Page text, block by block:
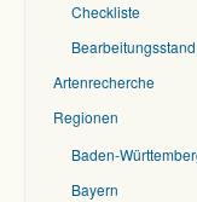
Checkliste
Bearbeitungsstand
Artenrecherche
Regionen
Baden-
Bayern